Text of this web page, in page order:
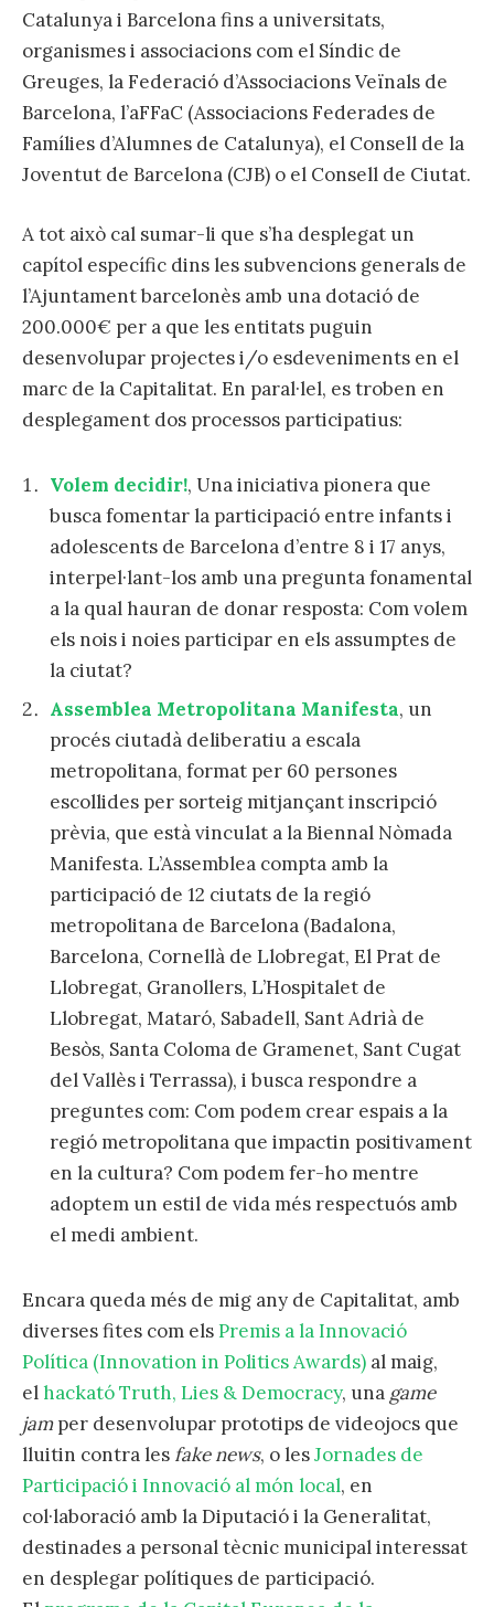
Catalunya i Barcelona fins a universitats,
organismes i associacions com el Síndic de
Greuges, la Federació d’Associacions Veïnals de
Barcelona, l’aFFaC (Associacions Federades de
Famílies d’Alumnes de Catalunya), el Consell de la
Joventut de Barcelona (CJB) o el Consell de Ciutat.
A tot això cal sumar-li que s’ha desplegat un
capítol específic dins les subvencions generals de
l’Ajuntament barcelonès amb una dotació de
200.000€ per a que les entitats puguin
desenvolupar projectes i/o esdeveniments en el
marc de la Capitalitat. En paral·lel, es troben en
desplegament dos processos participatius:
Volem decidir!, Una iniciativa pionera que
busca fomentar la participació entre infants i
adolescents de Barcelona d’entre 8 i 17 anys,
interpel·lant-los amb una pregunta fonamental
a la qual hauran de donar resposta: Com volem
els nois i noies participar en els assumptes de
la ciutat?
Assemblea Metropolitana Manifesta, un
procés ciutadà deliberatiu a escala
metropolitana, format per 60 persones
escollides per sorteig mitjançant inscripció
prèvia, que està vinculat a la Biennal Nòmada
Manifesta. L’Assemblea compta amb la
participació de 12 ciutats de la regió
metropolitana de Barcelona (Badalona,
Barcelona, Cornellà de Llobregat, El Prat de
Llobregat, Granollers, L’Hospitalet de
Llobregat, Mataró, Sabadell, Sant Adrià de
Besòs, Santa Coloma de Gramenet, Sant Cugat
del Vallès i Terrassa), i busca respondre a
preguntes com: Com podem crear espais a la
regió metropolitana que impactin positivament
en la cultura? Com podem fer-ho mentre
adoptem un estil de vida més respectuós amb
el medi ambient.
Encara queda més de mig any de Capitalitat, amb
diverses fites com elsPremis a la Innovació
Política (Innovation in Politics Awards) al maig,
elhackató Truth, Lies & Democracy, una game
jamper desenvolupar prototips de videojocs que
lluitin contra les fake news, o lesJornades de
Participació i Innovació al món local, en
col·laboració amb la Diputació i la Generalitat,
destinades a personal tècnic municipal interessat
en desplegar polítiques de participació.